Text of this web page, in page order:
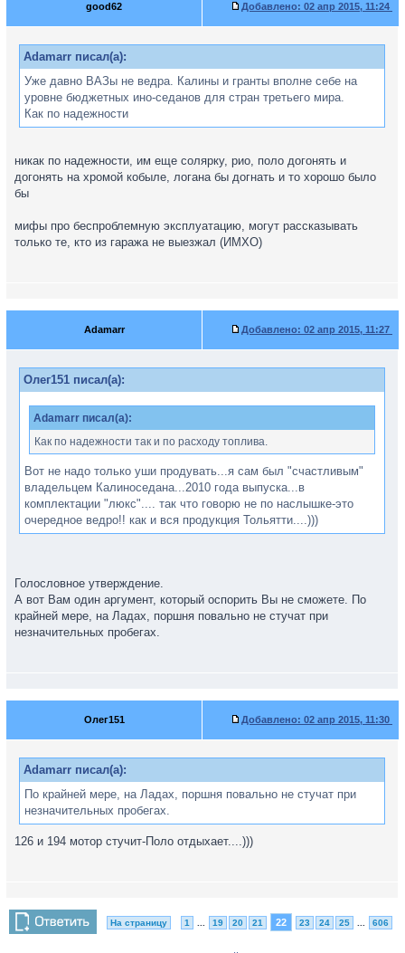
good62 Добавлено: 02 апр 2015, 11:24
Adamarr писал(а):
Уже давно ВАЗы не ведра. Калины и гранты вполне себе на
уровне бюджетных ино-седанов для стран третьего мира.
Как по надежности
никак по надежности, им еще солярку, рио, поло догонять и
догонять на хромой кобыле, логана бы догнать и то хорошо было
бы
мифы про беспроблемную эксплуатацию, могут рассказывать
только те, кто из гаража не выезжал (ИМХО)
Adamarr Добавлено: 02 апр 2015, 11:27
Олег151 писал(а):
Adamarr писал(а):
Как по надежности так и по расходу топлива.
Вот не надо только уши продувать...я сам был "счастливым"
владельцем Калиноседана...2010 года выпуска...в
комплектации "люкс".... так что говорю не по наслышке-это
очередное ведро!! как и вся продукция Тольятти....)))
Голословное утверждение.
А вот Вам один аргумент, который оспорить Вы не сможете. По
крайней мере, на Ладах, поршня повально не стучат при
незначительных пробегах.
Олег151 Добавлено: 02 апр 2015, 11:30
Adamarr писал(а):
По крайней мере, на Ладах, поршня повально не стучат при
незначительных пробегах.
126 и 194 мотор стучит-Поло отдыхает....)))
На страницу 1 19 20 21 22 23 24 25 606